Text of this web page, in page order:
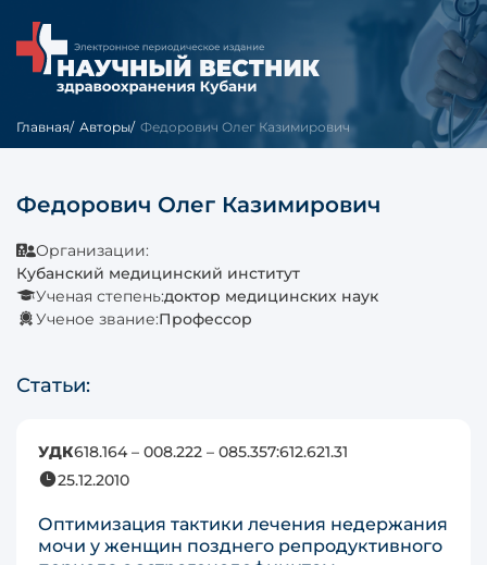
Главная Авторы Федорович Олег Казимирович
Федорович Олег Казимирович
Организации:
Кубанский медицинский институт
Ученая степень:доктор медицинских наук
Ученое звание:Профессор
Статьи:
УДК618.164 – 008.222 – 085.357:612.621.31
25.12.2010
Оптимизация тактики лечения недержания
мочи у женщин позднего репродуктивного